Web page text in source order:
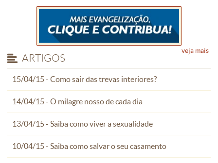
ARTIGOS
15/04/15 - Como sair das trevas interiores?
14/04/15 - O milagre nosso de cada dia
13/04/15 - Saiba como viver a sexualidade
10/04/15 - Saiba como salvar o seu casamento
veja mais